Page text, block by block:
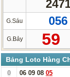
G.Sáu 056
G.Bảy 59
Bảng Loto Hàng
0 06 09 08 05